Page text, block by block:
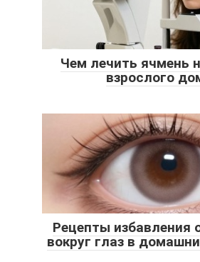
Чем лечить ячмень
взрослого
Рецепты избавления
вокруг глаз в